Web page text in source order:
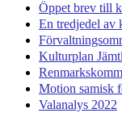
Öppet brev till
En tredjedel av
Kulturplan
Motion samisk
Valanalys 2022